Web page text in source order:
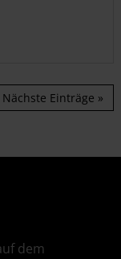
Nächste Einträge »
dem